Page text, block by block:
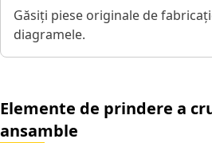
Găsiți piese originale de
diagramele.
Elemente de prindere a
ansamble